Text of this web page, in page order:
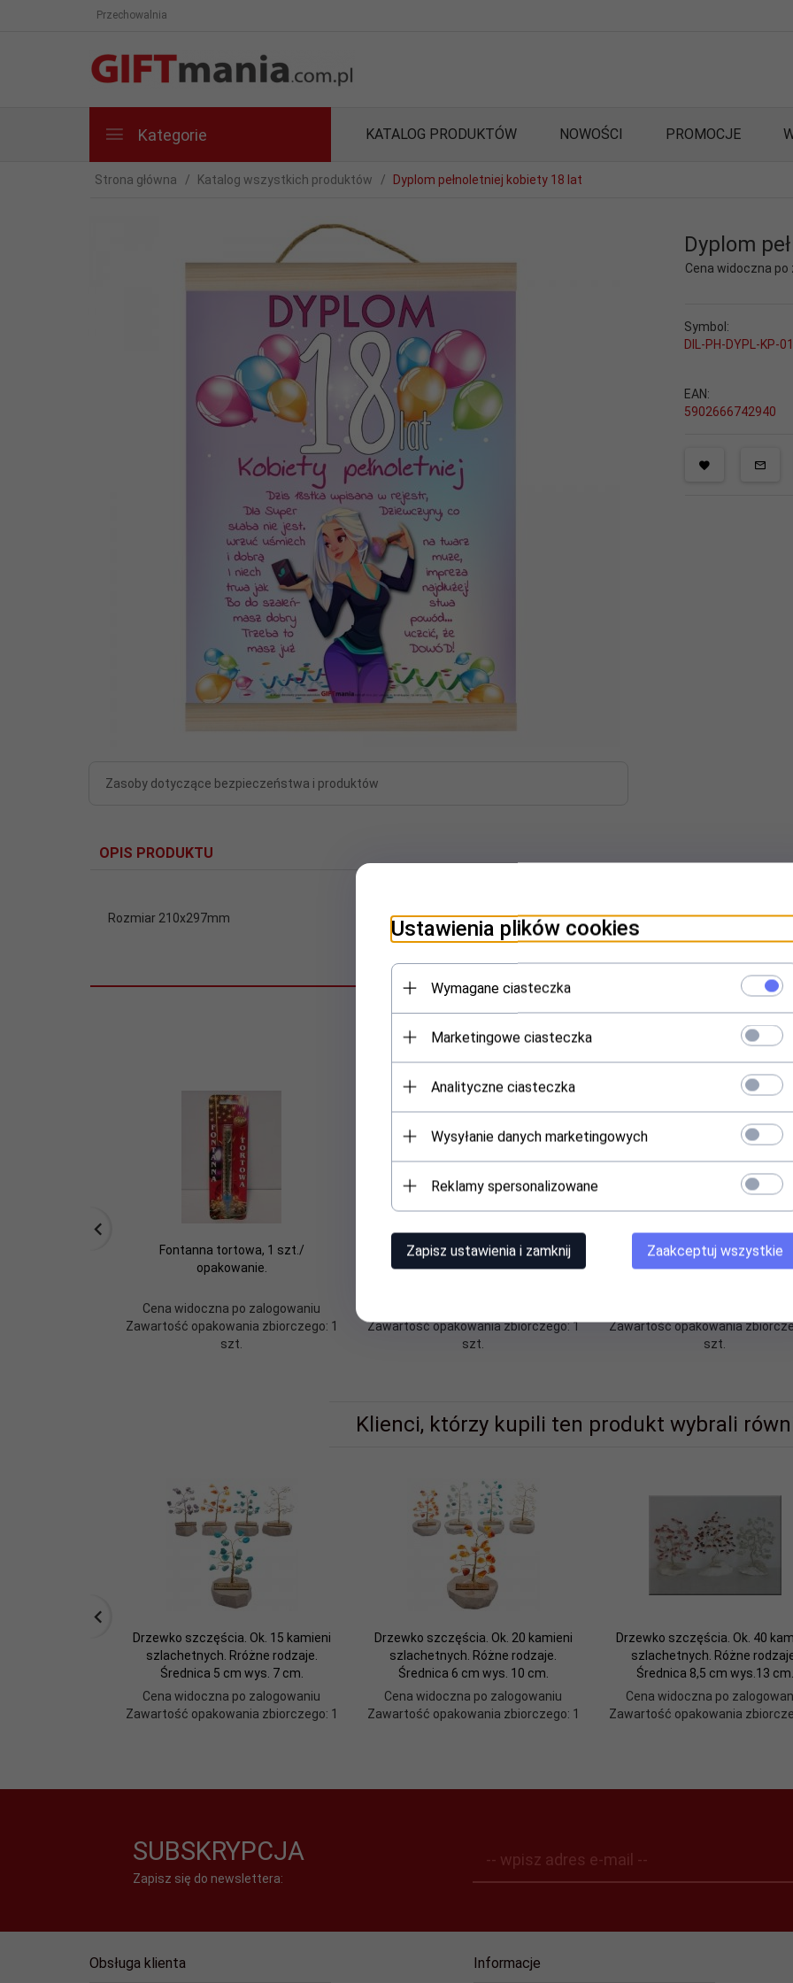
Przechowalnia
Kategorie KATALOG PRODUKTÓW NOWOŚCI PROMOCJE
Strona główna Katalog wszystkich produktów Dyplom pełnoletniej kobiety 18 lat
Zasoby dotyczące bezpieczeństwa i produktów
Dyplom
Cena widoczna po
Symbol:
DIL-PH-DYPL-KP-01
EAN:
5902666742940
OPIS PRODUKTU
Rozmiar 210x297mm
Polecamy
Fontanna tortowa, 1 szt./
opakowanie.
Cena widoczna po zalogowaniu
Zawartość opakowania zbiorczego: 1
szt.
Drzewko szczęścia. Ok. 20 kamieni
szlachetnych. Różne rodzaje.
Zawartość opakowania zbiorczego: 1
szt.
Drzewko szczęścia. Ok. 100
szlachetnych. Średnica 17 cm
Zawartość opakowania
szt.
Klienci, którzy kupili ten produkt wybrali
Drzewko szczęścia. Ok. 15 kamieni
szlachetnych. Rróżne rodzaje.
Średnica 5 cm wys. 7 cm.
Cena widoczna po zalogowaniu
Zawartość opakowania zbiorczego: 1
Drzewko szczęścia. Ok. 20 kamieni
szlachetnych. Różne rodzaje.
Średnica 6 cm wys. 10 cm.
Cena widoczna po zalogowaniu
Zawartość opakowania zbiorczego: 1
Drzewko szczęścia. Ok. 40
szlachetnych. Różne
Średnica 8,5 cm wys.13 cm.
Cena widoczna po
Zawartość opakowania
SUBSKRYPCJA
Zapisz się do newslettera:
-- wpisz adres e-mail --
Obsługa klienta Informacje
Ustawienia plików cookies
Wymagane ciasteczka
Marketingowe ciasteczka
Analityczne ciasteczka
Wysyłanie danych marketingowych
Reklamy spersonalizowane
Zapisz ustawienia i zamknij Zaakceptuj wszystkie